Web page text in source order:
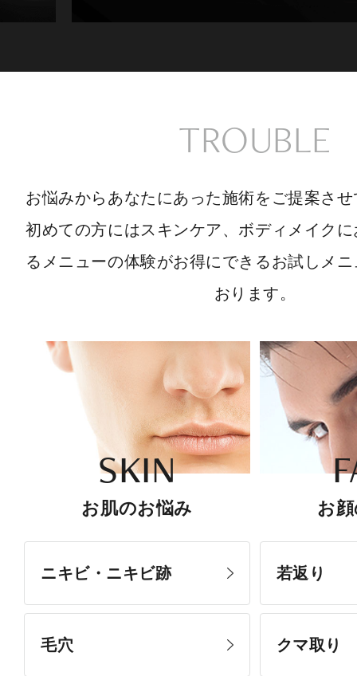
TROUBLE
お悩みからあなたにあった施術をご提案さ
初めての方にはスキンケア、ボディメイク
るメニューの体験がお得にできるお試しメ
おります。
SKIN
お肌のお悩み
ニキビ・ニキビ跡
毛穴
お
若返り
クマ取り